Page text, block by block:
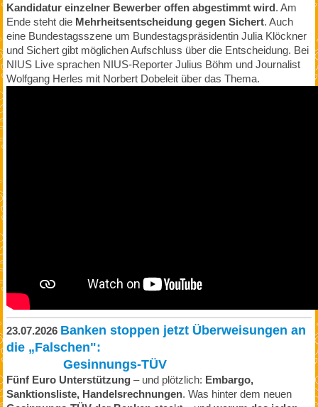
Kandidatur einzelner Bewerber offen abgestimmt wird. Am
Ende steht die Mehrheitsentscheidung gegen Sichert. Auch
eine Bundestagsszene um Bundestagspräsidentin Julia Klöckner
und Sichert gibt möglichen Aufschluss über die Entscheidung. Bei
NIUS Live sprachen NIUS-Reporter Julius Böhm und Journalist
Wolfgang Herles mit Norbert Dobeleit über das Thema.
23.07.2026 Banken stoppen jetzt Überweisungen an
die „Falschen":
Gesinnungs-TÜV
Fünf Euro Unterstützung– und plötzlich: Embargo,
Sanktionsliste, Handelsrechnungen. Was hinter dem neuen